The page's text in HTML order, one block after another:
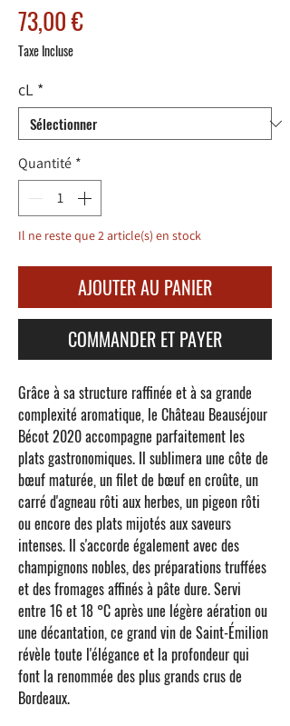
73,00 €Prix
Taxe Incluse
cL *
Quantité *
Il ne reste que 2 article(s) en stock
AJOUTER AU PANIER
COMMANDER ET PAYER
Grâce à sa structure raffinée et à sa grande
complexité aromatique, le Château Beauséjour
Bécot 2020accompagne parfaitement les
plats gastronomiques. Il sublimera une côte de
bœuf maturée, un filet de bœuf en croûte, un
carré d'agneau rôti aux herbes, un pigeon rôti
ou encore des plats mijotés aux saveurs
intenses. Il s'accorde également avec des
champignons nobles, des préparations truffées
et des fromages affinés à pâte dure. Servi
entre 16 et 18 °C après une légère aération ou
une décantation, ce grand vin de Saint-Émilion
révèle toute l'élégance et la profondeur qui
font la renommée des plus grands crus de
Bordeaux.